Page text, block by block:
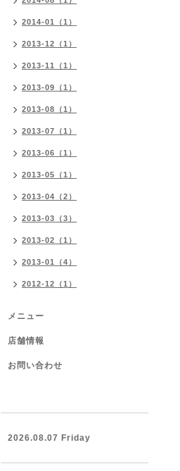
2014-01（1）
2013-12（1）
2013-11（1）
2013-09（1）
2013-08（1）
2013-07（1）
2013-06（1）
2013-05（1）
2013-04（2）
2013-03（3）
2013-02（1）
2013-01（4）
2012-12（1）
メニュー
店舗情報
お問い合わせ
2026.08.07 Friday